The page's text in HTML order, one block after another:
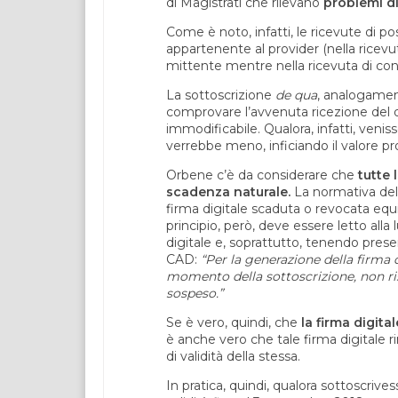
Come è noto, infatti, le ricevute di
appartenente al provider (nella
mittente mentre nella ricevuta di
La sottoscrizione de qua,
comprovare l’avvenuta ricezione
immodificabile. Qualora, infatti,
verrebbe meno, inficiando il valore
Orbene c’è da considerare chetutte
scadenza naturale. La normativa
firma digitale scaduta o revocata
principio, però, deve essere letto
digitale e, soprattutto, tenendo
CAD: “Per la generazione della
momento della sottoscrizione, non
sospeso.”
Se è vero, quindi, che la firma
è anche vero che tale firma digitale
di validità della stessa.
In pratica, quindi, qualora